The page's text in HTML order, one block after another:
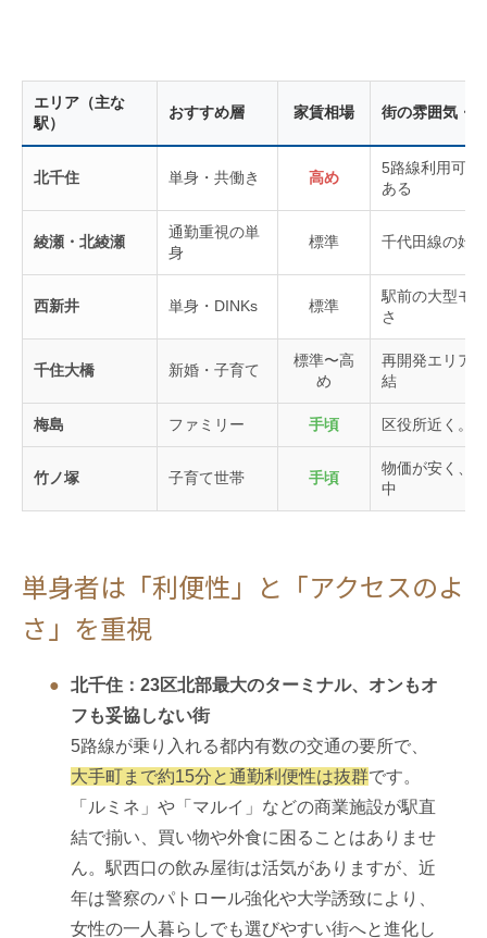
エリア（主な
駅）
おすすめ層 家賃相場 街の雰囲気・
北千住 単身・共働き 高め
5路線利用可。
ある
綾瀬・北綾瀬
通勤重視の単
身
標準 千代田線の始
西新井 単身・DINKs 標準
駅前の大型モ
さ
千住大橋 新婚・子育て
標準〜高
め
再開発エリア
結
梅島 ファミリー 手頃 区役所近く。
竹ノ塚 子育て世帯 手頃
物価が安く、
中
単身者は「利便性」と「アクセスのよ
さ」を重視
北千住：23区北部最大のターミナル、オンもオ
フも妥協しない街
5路線が乗り入れる都内有数の交通の要所で、
大手町まで約15分と通勤利便性は抜群です。
「ルミネ」や「マルイ」などの商業施設が駅直
結で揃い、買い物や外食に困ることはありませ
ん。駅西口の飲み屋街は活気がありますが、近
年は警察のパトロール強化や大学誘致により、
女性の一人暮らしでも選びやすい街へと進化し